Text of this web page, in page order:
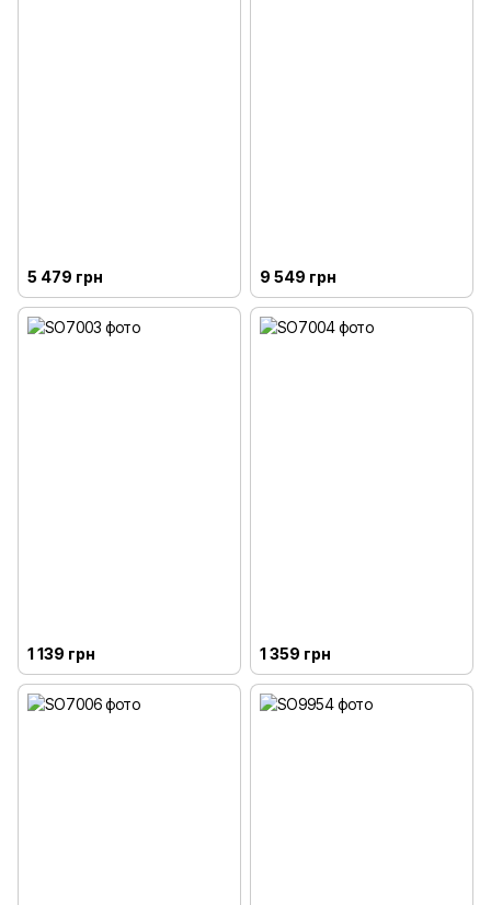
5 479 грн 9 549 грн
1 139 грн 1 359 грн